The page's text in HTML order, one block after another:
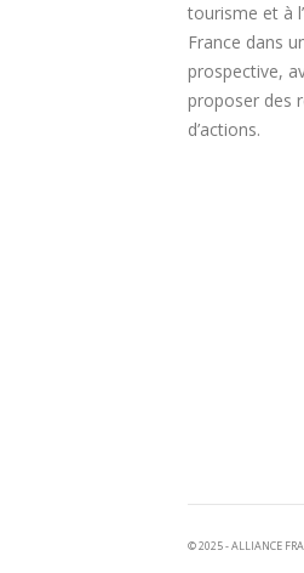
tourisme et à
France dans
prospective,
proposer des
d’actions.
© 2025 - ALLIANCE